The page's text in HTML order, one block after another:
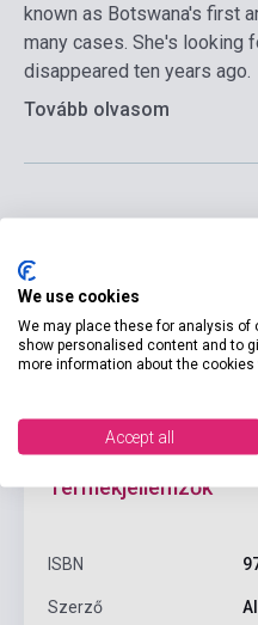
known as Botswana's first
many cases. She's looking
disappeared ten years ago.
Tovább olvasom
Termékjellemzők
ISBN
Szerző
We use cookies
We may place these for analysis of
show personalised content and to
more information about the cookies
Accept all